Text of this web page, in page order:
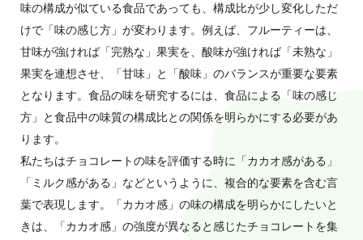
味の構成が似ている食品であっても、構成比が少し変化しただ
けで「味の感じ方」が変わります。例えば、フルーティーは、
甘味が強ければ「完熟な」果実を、酸味が強ければ「未熟な」
果実を連想させ、「甘味」と「酸味」のバランスが重要な要素
となります。食品の味を研究するには、食品による「味の感じ
方」と食品中の味質の構成比との関係を明らかにする必要があ
ります。
私たちはチョコレートの味を評価する時に「カカオ感がある」
「ミルク感がある」などというように、複合的な要素を含む言
葉で表現します。「カカオ感」の味の構成を明らかにしたいと
きは、「カカオ感」の強度が異なると感じたチョコレートを集